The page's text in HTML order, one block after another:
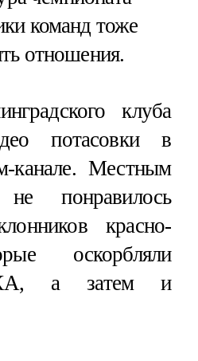
команд тоже
отношения.
клуба
потасовки в
канале. Местным
не понравилось
красно-
оскорбляли
а затем и